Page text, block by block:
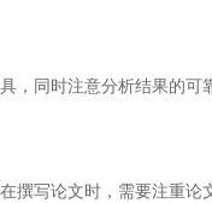
同时注意分析结果的
写论文时，需要注重